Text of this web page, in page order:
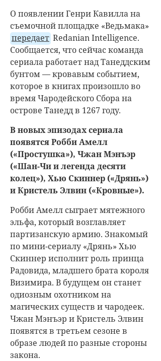
О появлении Генри Кавилла на
съемочной площадке «Ведьмака»
передает Redanian Intelligence.
Сообщается, что сейчас команда
сериала работает над Танеддским
бунтом — кровавым событием,
которое в книгах произошло во
время Чародейского Сбора на
острове Танедд в 1267 году.
В новых эпизодах сериала
появятся Робби Амелл
(«Простушка»), Чжан Мэнъэр
(«Шан-Чи и легенда десяти
колец»), Хью Скиннер («Дрянь»)
и Кристель Элвин («Кровные»).
Робби Амелл сыграет мятежного
эльфа, который возглавляет
партизанскую армию. Знакомый
по мини-сериалу «Дрянь» Хью
Скиннер исполнит роль принца
Радовида, младшего брата короля
Визимира. В будущем он станет
одиозным охотником на
магических существ и чародеек.
Чжан Мэнъэр и Кристель Элвин
появятся в третьем сезоне в
образе людей по разные стороны
закона.